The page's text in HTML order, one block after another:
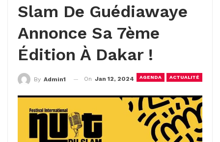
Slam De Guédiawaye
Annonce Sa 7ème
Édition À Dakar !
AGENDA ACTUALITÉ
By Admin1 On Jan 12, 2024